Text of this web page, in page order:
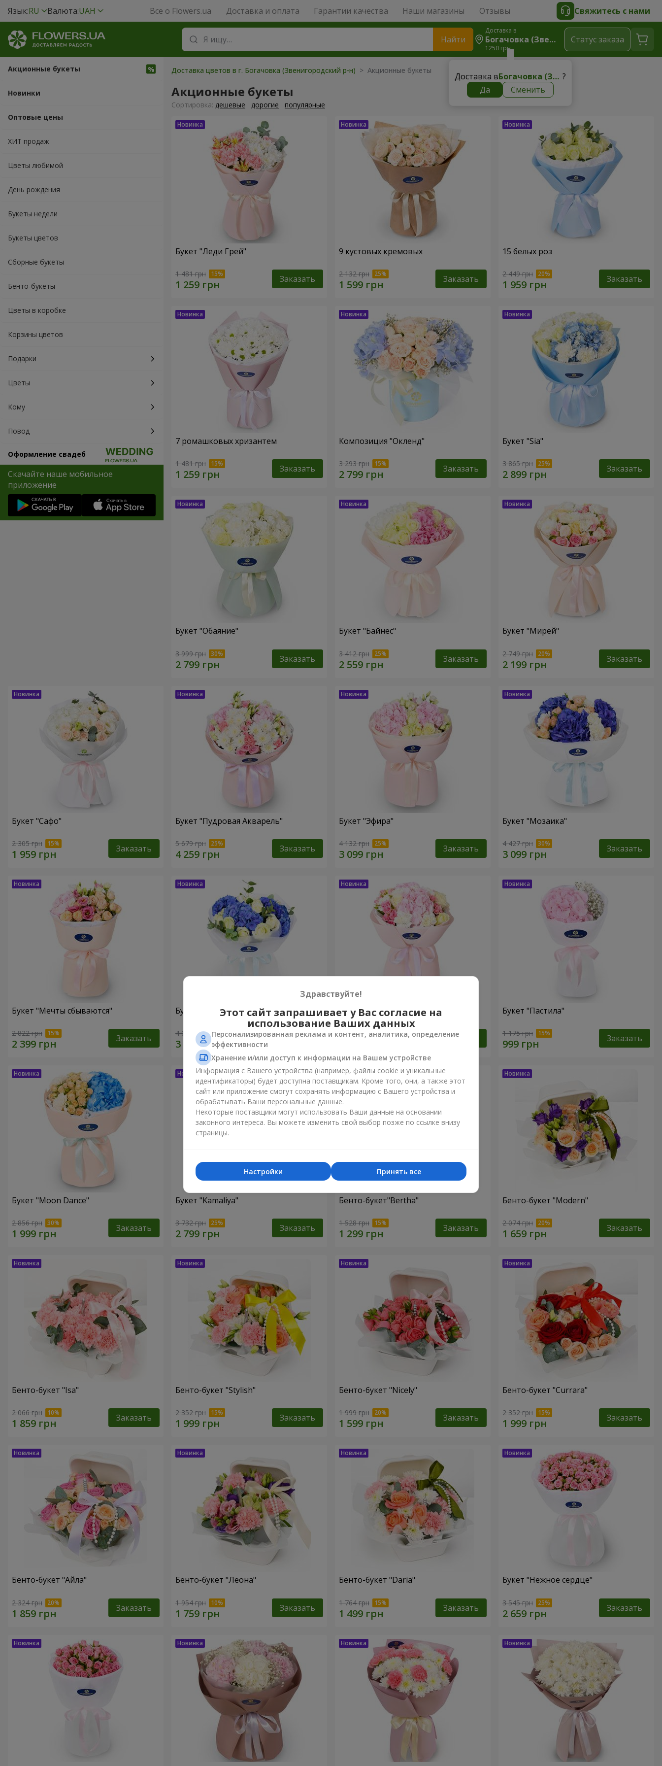
Язык:RU Валюта:UAH Все о Flowers.ua Доставка и оплата Гарантии качества Наши магазины Отзывы Свяжитесь с нами
Найти
Доставка в
Богачовка (Звенигородский Р-Н)
1250 грн
Доставка в Богачовка (Звенигородский р-н) ?
Да
Сменить
Cтатус заказа
Акционные букеты
Новинки
Оптовые цены
ХИТ продаж
Цветы любимой
День рождения
Букеты недели
Букеты цветов
Сборные букеты
Бенто-букеты
Цветы в коробке
Корзины цветов
Подарки
Цветы
Кому
Повод
Оформление свадеб
Скачайте наше мобильное
приложение
Доставка цветов в г. Богачовка (Звенигородский р-н) > Акционные букеты
Акционные букеты
Cортировка: дешевые дорогие популярные
Букет "Леди Грей"
1 481 грн Заказать
9 кустовых кремовых
2 132 грн Заказать
15 белых роз
2 449 грн Заказать
7 ромашковых хризантем
1 481 грн Заказать
Композиция "Окленд"
3 293 грн Заказать
Букет "Sia"
3 865 грн Заказать
Букет "Обаяние"
3 999 грн Заказать
Букет "Байнес"
3 412 грн Заказать
Букет "Мирей"
2 749 грн Заказать
Букет "Сафо"
2 305 грн Заказать
Букет "Пудровая Акварель"
5 679 грн Заказать
Букет "Эфира"
4 132 грн Заказать
Букет "Мозаика"
4 427 грн Заказать
Букет "Мечты сбываются"
2 822 грн Заказать
Букет "Грезы"
4 074 грн Заказать
Букет "Марта"
3 679 грн Заказать
Букет "Пастила"
1 175 грн Заказать
Букет "Moon Dance"
2 856 грн Заказать
Букет "Kamaliya"
3 732 грн Заказать
Бенто-букет"Bertha"
1 528 грн Заказать
Бенто-букет "Modern"
2 074 грн Заказать
Бенто-букет "Isa"
2 066 грн Заказать
Бенто-букет "Stylish"
2 352 грн Заказать
Бенто-букет "Nicely"
1 999 грн Заказать
Бенто-букет "Currara"
2 352 грн Заказать
Бенто-букет "Айла"
2 324 грн Заказать
Бенто-букет "Леона"
1 954 грн Заказать
Бенто-букет "Daria"
1 764 грн Заказать
Букет "Нежное сердце"
3 545 грн Заказать
Здравствуйте!
Этот сайт запрашивает у Вас согласие на
использование Ваших данных
Персонализированная реклама и контент, аналитика, определение
эффективности
Хранение и/или доступ к информации на Вашем устройстве
Информация с Вашего устройства (например, файлы cookie и уникальные
идентификаторы) будет доступна поставщикам. Кроме того, они, а также этот
сайт или приложение смогут сохранять информацию с Вашего устройства и
обрабатывать Ваши персональные данные.
Некоторые поставщики могут использовать Ваши данные на основании
законного интереса. Вы можете изменить свой выбор позже по ссылке внизу
страницы.
Принять все
Настройки